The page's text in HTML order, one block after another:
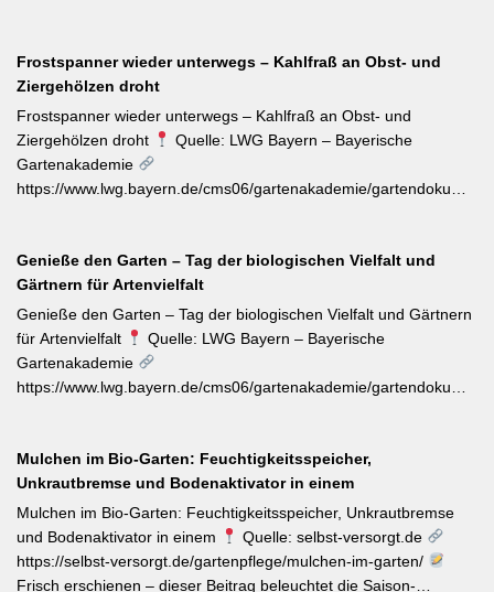
dem Boden — konsequent entfernt werden, da sie die veredelte
Sorte verdrängen. Kletterrosen wie ‚Sympathie‘ müssen neues
Riebtentrieb durch Anbinden in die gewünschte Richtung geleitet
werden. Ab Ende Juni ist die Hochblüte zudem die beste Zeit für
Veredelungen: robuste Sorten lassen sich jetzt mit jungen
Unterlagen zusammenbringen. Eine schnell wirkende
Spätsommer.
Frostspanner wieder unterwegs – Kahlfraß an Obst- und
Ziergehölzen droht
Frostspanner wieder unterwegs – Kahlfraß an Obst- und
Ziergehölzen droht
Quelle: LWG Bayern – Bayerische
Gartenakademie
https://www.lwg.bayern.de/cms06/gartenakademie/
Apfelbäumen, Rosen, Ahorn und Hartriegel. Die charakteristisch
„katzenbuckelnd“ krabbelenden Larven des Kleinen und Großen
Frostspanners können bei Massenbefall kahlen Fraß
verursachen. Gegenmaßnahmen: Leimringe ab Herbst, gezielter
Meisen-Förderung und – falls nötig – biologische
Pflanzenschutzmittel. [Thema-Tag: #Schädlingsbekämpfung
Genieße den Garten – Tag der biologischen Vielfalt und
Gärtnern für Artenvielfalt
Genieße den Garten – Tag der biologischen Vielfalt und Gärtnern
für Artenvielfalt
Quelle: LWG Bayern – Bayerische
Gartenakademie
https://www.lwg.bayern.de/cms06/gartenakademie/
Gartenbewirtschaftung – unabhängig von der Gartengröße –
einen messbaren Beitrag zur regionalen Artenvielfalt leistet.
Nützlingsförderung, strukturreiche Beete und der Verzicht auf
Pestizide sind die entscheidenden Stellschrauben. Ein
motivierender Impuls für jeden GBV-Garten. [Thema-Tag:
#Biodiversität #Gartengestaltung #Naturnahergarten]
Mulchen im Bio-Garten: Feuchtigkeitsspeicher,
Unkrautbremse und Bodenaktivator in einem
Mulchen im Bio-Garten: Feuchtigkeitsspeicher, Unkrautbremse
und Bodenaktivator in einem
Quelle: selbst-versorgt.de
https://selbst-versorgt.de/gartenpflege/mulchen-im-garten/
Frisch erschienen – dieser Beitrag beleuchtet die Saison-